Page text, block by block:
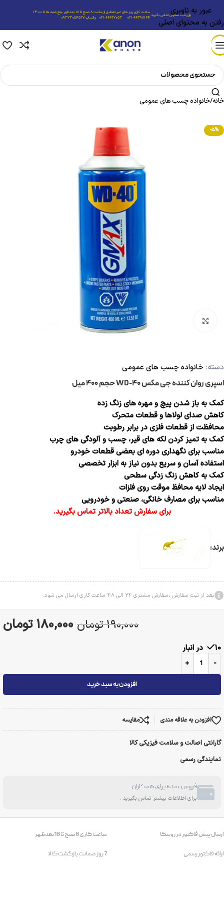
عبور به ناوبری
رفتن به محتوای اصلی
برای ثبت سفارش تماس بگیرید.ساعت کاری:روز های غیر تعطیل از ساعت 8 صبح تا 18 بعدظهر ،پنج شنبه ها تا 14:00
021-66398164
واتساپ:09373054527
خانه/خانواده چسب های عمومی
-5%
دسته: خانواده چسب های عمومی
اسپری روان کننده جی مکس WD-40 حجم 400 میل
کمک به باز شدن پیچ و مهره های زنگ زده
کاهش صدای لولاها و قطعات متحرک
محافظت از قطعات فلزی در برابر رطوبت
کمک به تمیز کردن لکه های قیر، چسب و آلودگی های چرب
مناسب برای نگهداری دوره ای بعضی قطعات خودرو
استفاده آسان و سریع بدون نیاز به ابزار تخصصی
کمک به کاهش زنگ زدگی سطحی
ایجاد لایه محافظ موقت روی فلزات
مناسب برای مصارف خانگی، صنعتی و خودرویی
برای سفارش تعداد بالاتر تماس بگیرید.
برند:
بعد از ثبت سفارش ،سفارش مشتری 24 الی 48 ساعت کاری ارسال می شود.
190,000تومان 180,000 تومان
10 در انبار
-
+
افزودن به سبد خرید
افزودن به علاقه مندی مقایسه
گارانتی اصالت و سلامت فیزیکی کالا
نمایندگی رسمی
فروش عمده برای همکاران
برای اطلاعات بیشتر تماس بگیرید .
ارسال پیش فاکتور در روبیکا ساعت کاری 8صبح تا 18بعدظهر
ارائه فاکتور رسمی 7 روز ضمانت بازگشت کالا